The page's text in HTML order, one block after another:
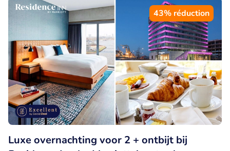
43% réduction
Luxe overnachting voor 2 + ontbijt bij